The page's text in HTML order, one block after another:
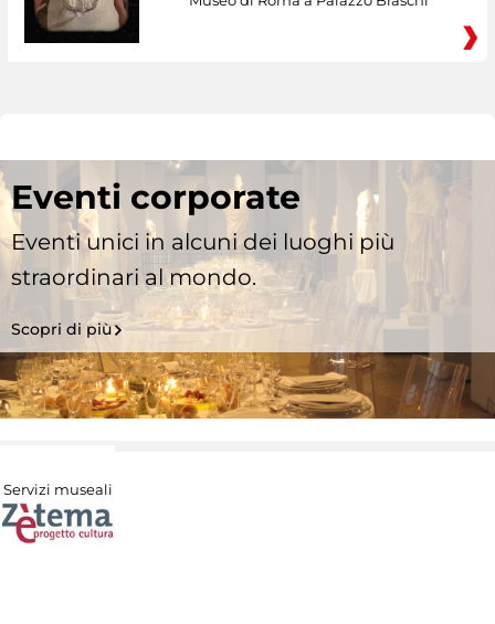
Eventi corporate
Eventi unici in alcuni dei luoghi più
straordinari al mondo.
Scopri di più
Servizi museali